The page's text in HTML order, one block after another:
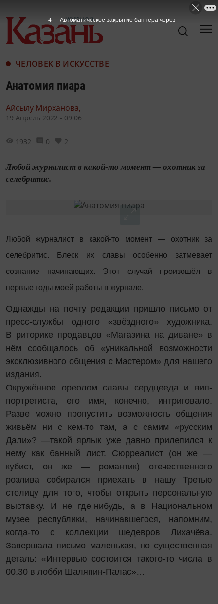
ЧЕЛОВЕК В ИСКУССТВЕ
Анатомия пиара
Айсылу Мирханова,
19 Апрель 2022 - 09:06
1932 0 2
Любой журналист в какой-то момент — охотник за
селебритис.
Любой журналист в какой-то момент — охотник за
селебритис. Блеск их славы особенно затмевает
сознание начинающих. Этот случай произошёл в
первые годы моей работы в журнале.
Однажды на почту редакции пришло письмо от
пресс-службы одного «звёздного» художника.
В риторике продавцов «Магазина на диване» в
нём сообщалось об «уникальной возможности
эксклюзивного общения с Мастером» для нашего
издания.
Окружённое ореолом славы сердцееда и вип-
портретиста, его имя, конечно, интриговало.
Разве можно пропустить возможность общения
живьём ни с кем-то там, а с самим «русским
Дали»? —такой ярлык уже давно прилепился к
нему как банный лист. Сюрреалист (он же —
кубист, он же — романтик) отечественного
розлива собирался приехать в нашу Третью
столицу для того, чтобы открыть персональную
выставку. И не где-нибудь, а в Национальном
музее республики, начинавшегося, напомним,
когда-то с коллекции шедевров Лихачёва.
Завершала письмо маленькая, но существенная
деталь: «Интервью состоится такого-то числа в
00.30 в лобби Шаляпин-Палас»…
3 Автоматическое закрытие баннера через